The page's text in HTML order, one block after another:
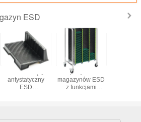
ESD
regulowany
antystatyczny
stojak
Zestaw
magazynów na
płytki PCB z